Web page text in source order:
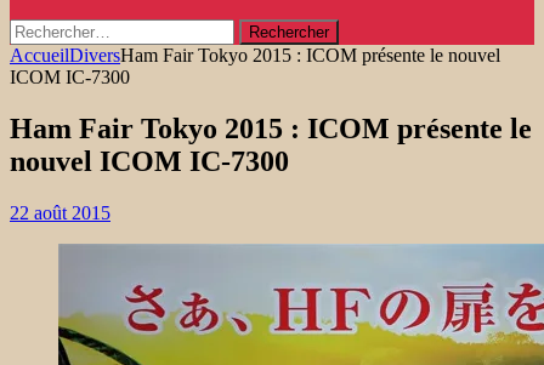
Rechercher :
AccueilDiversHam Fair Tokyo 2015 : ICOM présente le nouvel
ICOM IC-7300
Ham Fair Tokyo 2015 : ICOM présente le
nouvel ICOM IC-7300
22 août 2015